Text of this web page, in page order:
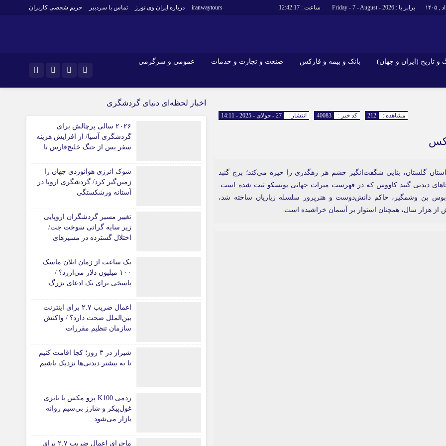
برابر با : Friday - 7 - August - 2026 ساعت : 12:42:18
iranwaytours درباره ایران وی تورز تماس با سردبیر حریم شخصی کاربران
و تاریخ (ایران و جهان) بانک و بیمه و فارکس صنعت و تجارت و خدمات عمومی و سرگرمی
اینستاگرام
جاذبه‌های
و هتل‌ها و
گزارش‌های خبری میراث فرهنگی
ارزدیجیتال
صنعت و تجارت و خدمات
اقتصاد گردشگری
خودرو
انتشار : 27 - جولای - 2025 - 14:11 کد خبر : 40083 مشاهده : 212
گلستان، بنایی شگفت‌انگیز چشم هر رهگذری را خیره می‌کند؛ برج گنبد
دیدنی گنبد کاووس که در فهرست میراث جهانی یونسکو ثبت شده است.
بن وشمگیر، حاکم دانش‌دوست و هنرپرور سلسله زیاریان ساخته شد،
هزار سال، همچنان استوار بر آسمان خراشیده است.
اخبار لحظه‌ای دنیای گردشگری
۲۰۲۶ سالی پرچالش برای
گردشگری آسیا/ از افزایش هزینه
سفر پس از جنگ خلیج‌فارس تا
شوک انرژی هوانوردی جهان را
زمین‌گیر کرد/ گردشگری اروپا در
آستانه ورشکستگی
تغییر مسیر گردشگران اروپایی
زیر سایه گرانی سوخت جت/
اختلال گسترده در مسیرهای
یک ساعت از زمان ایلان ماسک
۱۰۰ میلیون دلار می‌ارزد؟ /
پاسخی برای یک ادعای بزرگ
اعمال ضریب ۲.۷ برای اینترنت
بین‌الملل صحت دارد؟ / واکنش
سازمان تنظیم مقررات
شیراز در ۳ روز؛ کجا اقامت کنیم
تا به بیشتر دیدنی‌ها نزدیک باشیم
ردمی K100 پرو مکس با باتری
غول‌پیکر و شارژ بی‌سیم روانه
بازار می‌شود
ماجرای اعمال ضریب ۲.۷ برای